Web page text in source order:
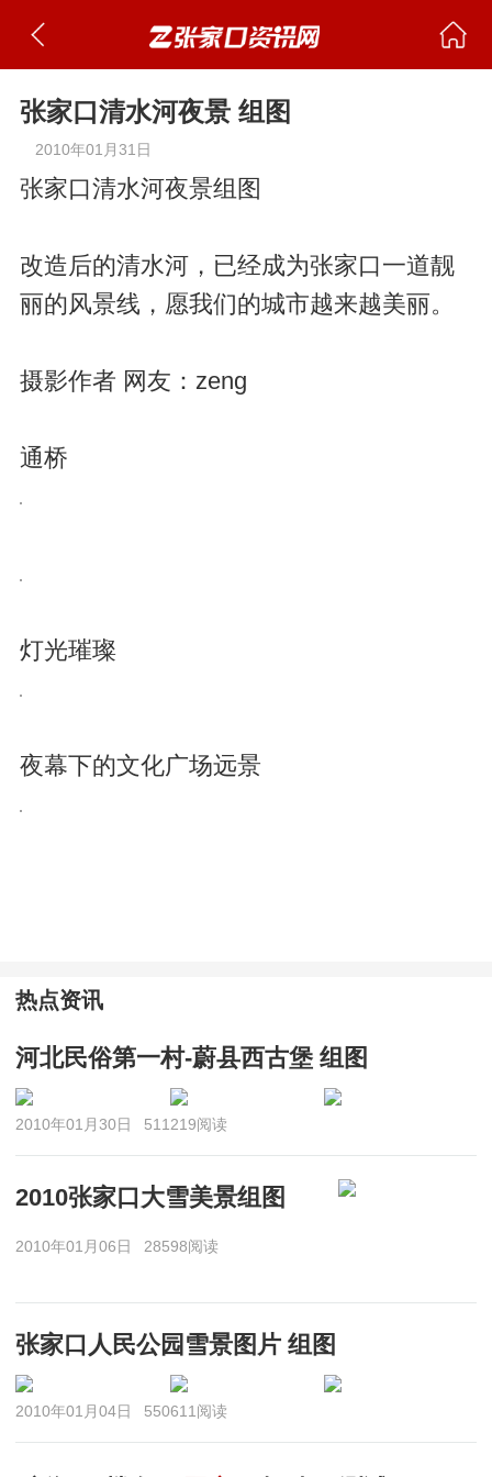
张家口清水河夜景 组图
2010年01月31日
张家口清水河夜景组图
改造后的清水河，已经成为张家口一道靓
丽的风景线，愿我们的城市越来越美丽。
摄影作者 网友： zeng
通桥
灯光璀璨
夜幕下的文化广场远景
热点资讯
河北民俗第一村-蔚县西古堡 组图
2010年01月30日 511219阅读
2010张家口大雪美景组图
2010年01月06日 28598阅读
张家口人民公园雪景图片 组图
2010年01月04日 550611阅读